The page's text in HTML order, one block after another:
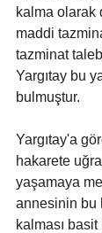
kalma olarak
maddi
tazminat
Yargıtay bu
bulmuştur.
Yargıtay'a
hakarete
yaşamaya
annesinin bu
kalması